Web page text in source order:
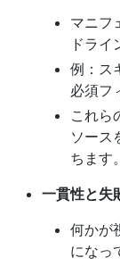
マニフ
ドライ
例：ス
必須フ
これら
ソース
ちます。
一貫性と失
何かが
になっ